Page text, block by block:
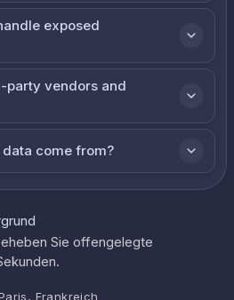
exposed
party vendors and
come from?
Sie offengelegte
Frankreich